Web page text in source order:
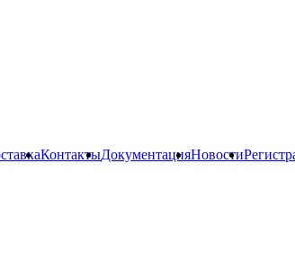
КонтактыДокументацияНовости